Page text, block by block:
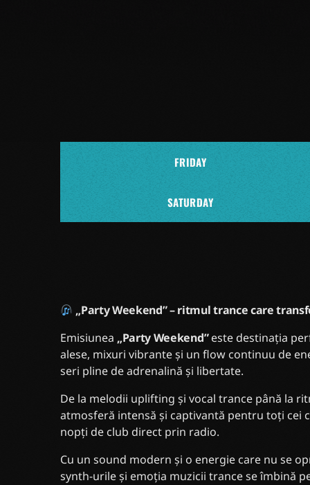
FRIDAY
SATURDAY
„Party Weekend” – ritmul trance care
Emisiunea „Party Weekend”este destinația
alese, mixuri vibrante și un flow continuu de
seri pline de adrenalină și libertate.
De la melodii uplifting și vocal trance până la
atmosferă intensă și captivantă pentru toți cei
nopți de club direct prin radio.
Cu un sound modern și o energie care nu se
synth-urile și emoția muzicii trance se îmbină